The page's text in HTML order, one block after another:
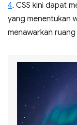
4. CSS kini dapat
yang menentukan
menawarkan